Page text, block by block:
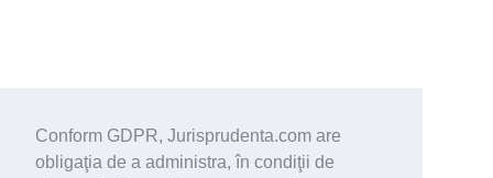
Conform GDPR, Jurisprudenta.com are
obligaţia de a administra, în condiţii de